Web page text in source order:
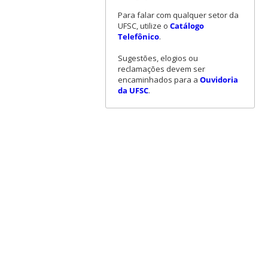
Para falar com qualquer setor da
UFSC, utilize o Catálogo
Telefônico.
Sugestões, elogios ou
reclamações devem ser
encaminhados para a Ouvidoria
da UFSC.